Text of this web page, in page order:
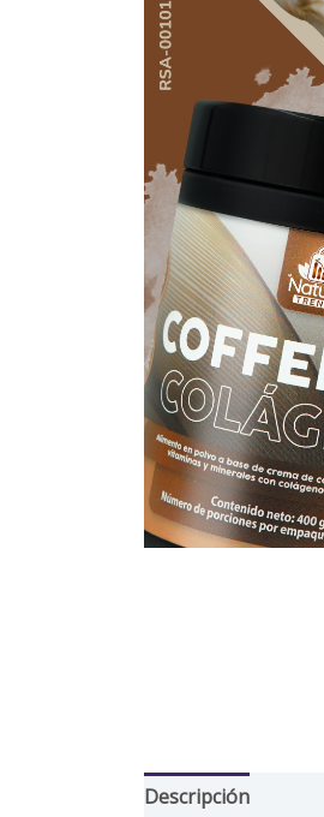
Descripción